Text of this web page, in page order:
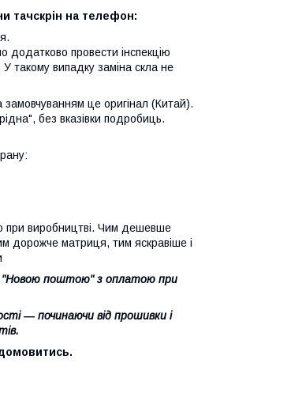
тачскрін на телефон:
додатково провести інспекцію
такому випадку заміна скла не
замовчуванням це оригінал (Китай).
без вказівки подробиць.
при виробництві. Чим дешевше
дорожче матриця, тим яскравіше і
"Новою поштою" з оплатою при
― починаючи від прошивки і